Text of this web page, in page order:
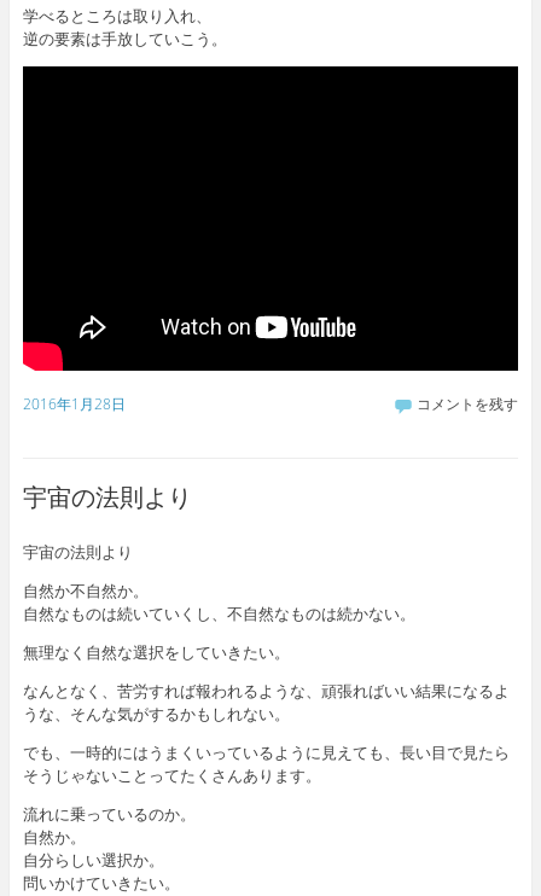
学べるところは取り入れ、
逆の要素は手放していこう。
2016年1月28日 コメントを残す
宇宙の法則より
宇宙の法則より
自然か不自然か。
自然なものは続いていくし、不自然なものは続かない。
無理なく自然な選択をしていきたい。
なんとなく、苦労すれば報われるような、頑張ればいい結果になるよ
うな、そんな気がするかもしれない。
でも、一時的にはうまくいっているように見えても、長い目で見たら
そうじゃないことってたくさんあります。
流れに乗っているのか。
自然か。
自分らしい選択か。
問いかけていきたい。